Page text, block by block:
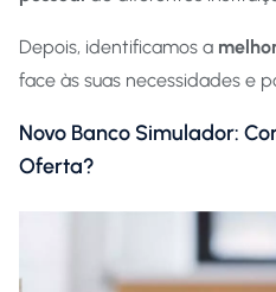
Depois, identificamos a
face às suas necessidades e
Novo Banco Simulador:
Oferta?